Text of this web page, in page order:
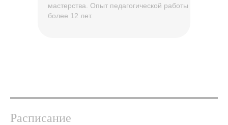
мастерства. Опыт педагогической работы
более 12 лет.
Расписание